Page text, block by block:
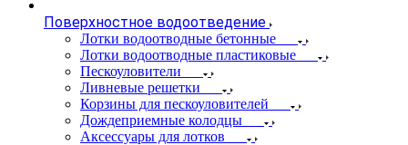
Поверхностное водоотведение
Лотки водоотводные бетонные
Лотки водоотводные пластиковые
Пескоуловители
Ливневые решетки
Корзины для пескоуловителей
Дождеприемные колодцы
Аксессуары для лотков